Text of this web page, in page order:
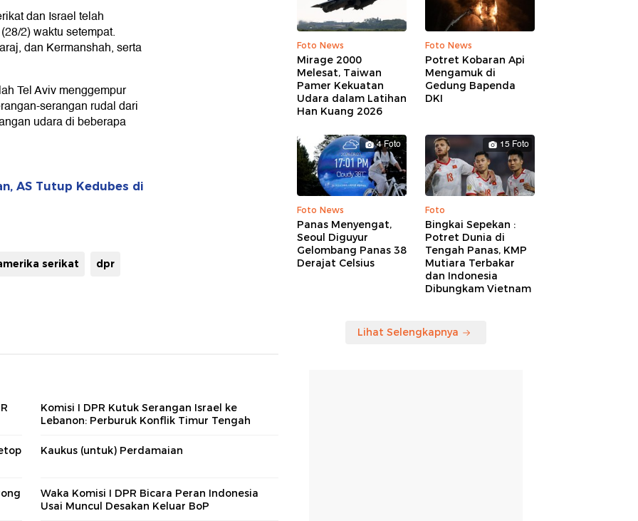
dan Israel telah
2) waktu setempat.
dan Kermanshah, serta
Tel Aviv menggempur
serangan rudal dari
udara di beberapa
AS Tutup Kedubes di
serikat dpr
Komisi I DPR Kutuk Serangan Israel ke
Lebanon: Perburuk Konflik Timur Tengah
Kaukus (untuk) Perdamaian
Waka Komisi I DPR Bicara Peran Indonesia
Usai Muncul Desakan Keluar BoP
Foto News
Mirage 2000
Melesat, Taiwan
Pamer Kekuatan
Udara dalam Latihan
Han Kuang 2026
Foto News
Potret Kobaran Api
Mengamuk di
Gedung Bapenda
DKI
4 Foto
Foto News
Panas Menyengat,
Seoul Diguyur
Gelombang Panas 38
Derajat Celsius
15 Foto
Foto
Bingkai Sepekan :
Potret Dunia di
Tengah Panas, KMP
Mutiara Terbakar
dan Indonesia
Dibungkam Vietnam
Lihat Selengkapnya